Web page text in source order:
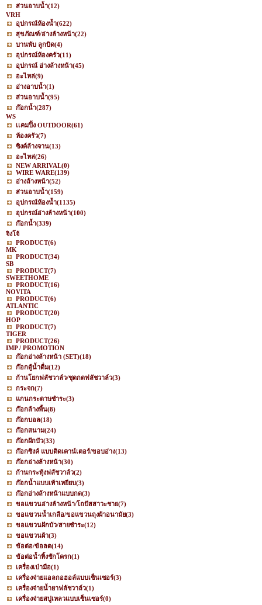
ส่วนอาบน้ำ(12)
VRH
อุปกรณ์ห้องน้ำ(622)
สุขภัณฑ์/อ่างล้างหน้า(22)
บานพับ ลูกบิด(4)
อุปกรณ์ห้องครัว(11)
อุปกรณ์ อ่างล้างหน้า(45)
อะไหล่(9)
อ่างอาบน้ำ(1)
ส่วนอาบน้ำ(95)
ก๊อกน้ำ(287)
WS
เเคมปิ้ง OUTDOOR(61)
ห้องครัว(7)
ซิงค์ล้างจาน(13)
อะไหล่(26)
NEW ARRIVAL(0)
WIRE WARE(139)
อ่างล้างหน้า(52)
ส่วนอาบน้ำ(159)
อุปกรณ์ห้องน้ำ(1135)
อุปกรณ์อ่างล้างหน้า(100)
ก๊อกน้ำ(339)
จิงโจ้
PRODUCT(6)
MK
PRODUCT(34)
SB
PRODUCT(7)
SWEETHOME
PRODUCT(16)
NOVITA
PRODUCT(6)
ATLANTIC
PRODUCT(20)
HOP
PRODUCT(7)
TIGER
PRODUCT(26)
IMP / PROMOTION
ก๊อกอ่างล้างหน้า (SET)(18)
ก๊อกตู้น้ำดื่ม(12)
ก้านโยกฟลัชวาล์ว/ชุดกดฟลัชวาล์ว(3)
กระจก(7)
แกนกระดาษชำระ(3)
ก๊อกล้างพื้น(8)
ก๊อกบอล(18)
ก๊อกสนาม(24)
ก๊อกฝักบัว(33)
ก๊อกซิงค์ แบบติดเคาน์เตอร์/ขอบอ่าง(13)
ก๊อกอ่างล้างหน้า(30)
ก้านกระทุ้งฟลัชวาล์ว(2)
ก๊อกน้ำแบบเท้าเหยียบ(3)
ก๊อกอ่างล้างหน้าแบบกด(3)
ขอแขวนอ่างล้างหน้า/โถปัสสาวะชาย(7)
ขอแขวนน้ำเกลือ/ขอแขวนถุงผ้าอนามัย(3)
ขอแขวนฝักบัว/สายชำระ(12)
ขอแขวนผ้า(3)
ข้อต่อ/ข้อลด(14)
ข้อต่อน้ำทิ้งชักโครก(1)
เครื่องเป่ามือ(1)
เครื่องจ่ายแอลกอฮอล์แบบเซ็นเซอร์(3)
เครื่องจ่ายน้ำยาฟลัชวาล์ว(1)
เครื่องจ่ายสบู่เหลวแบบเซ็นเซอร์(0)